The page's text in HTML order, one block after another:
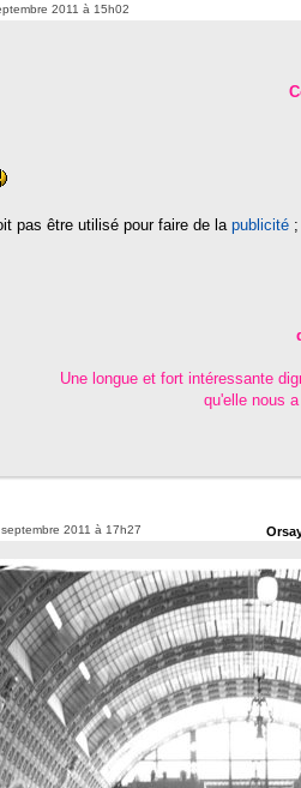
2011 à 15h02
pas être utilisé pour faire de la publicité
Une longue et fort intéressante
qu'elle nous
septembre 2011 à 17h27